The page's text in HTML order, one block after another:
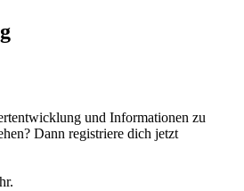
und Informationen zu
Dann registriere dich jetzt